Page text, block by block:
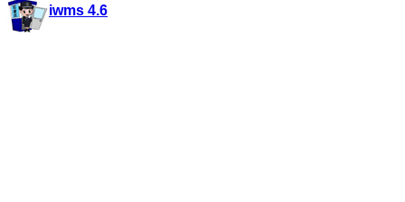
iwms 4.6